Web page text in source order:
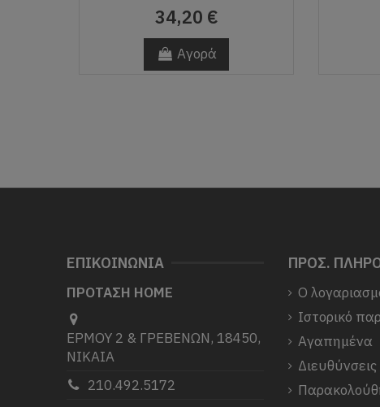
34,20 €
Αγορά
ΕΠΙΚΟΙΝΩΝΙΑ
ΠΡΟΤΑΣΗ HOME
ΕΡΜΟΥ 2 & ΓΡΕΒΕΝΩΝ, 18450,
ΝΙΚΑΙΑ
210.492.5172
ΠΡΟΣ.
Ο
Ιστορικό
Αγαπημένα
Διευθύνσεις